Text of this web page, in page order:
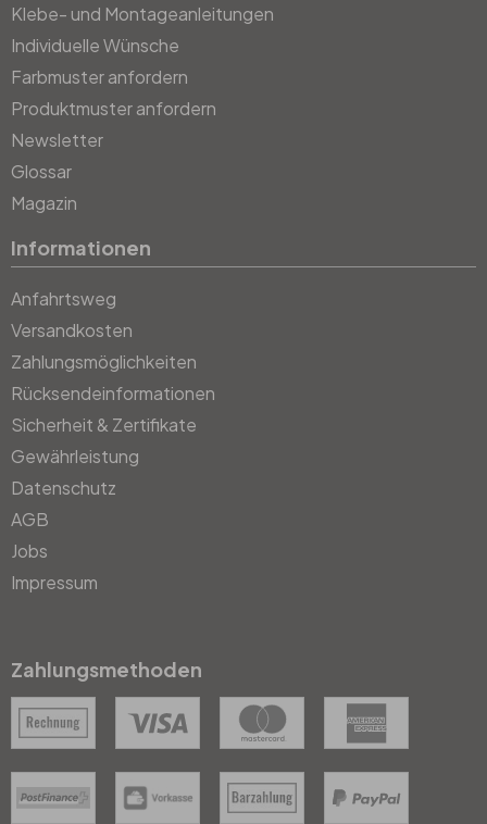
Klebe- und Montageanleitungen
Individuelle Wünsche
Farbmuster anfordern
Produktmuster anfordern
Newsletter
Glossar
Magazin
Informationen
Anfahrtsweg
Versandkosten
Zahlungsmöglichkeiten
Rücksendeinformationen
Sicherheit & Zertifikate
Gewährleistung
Datenschutz
AGB
Jobs
Impressum
Zahlungsmethoden